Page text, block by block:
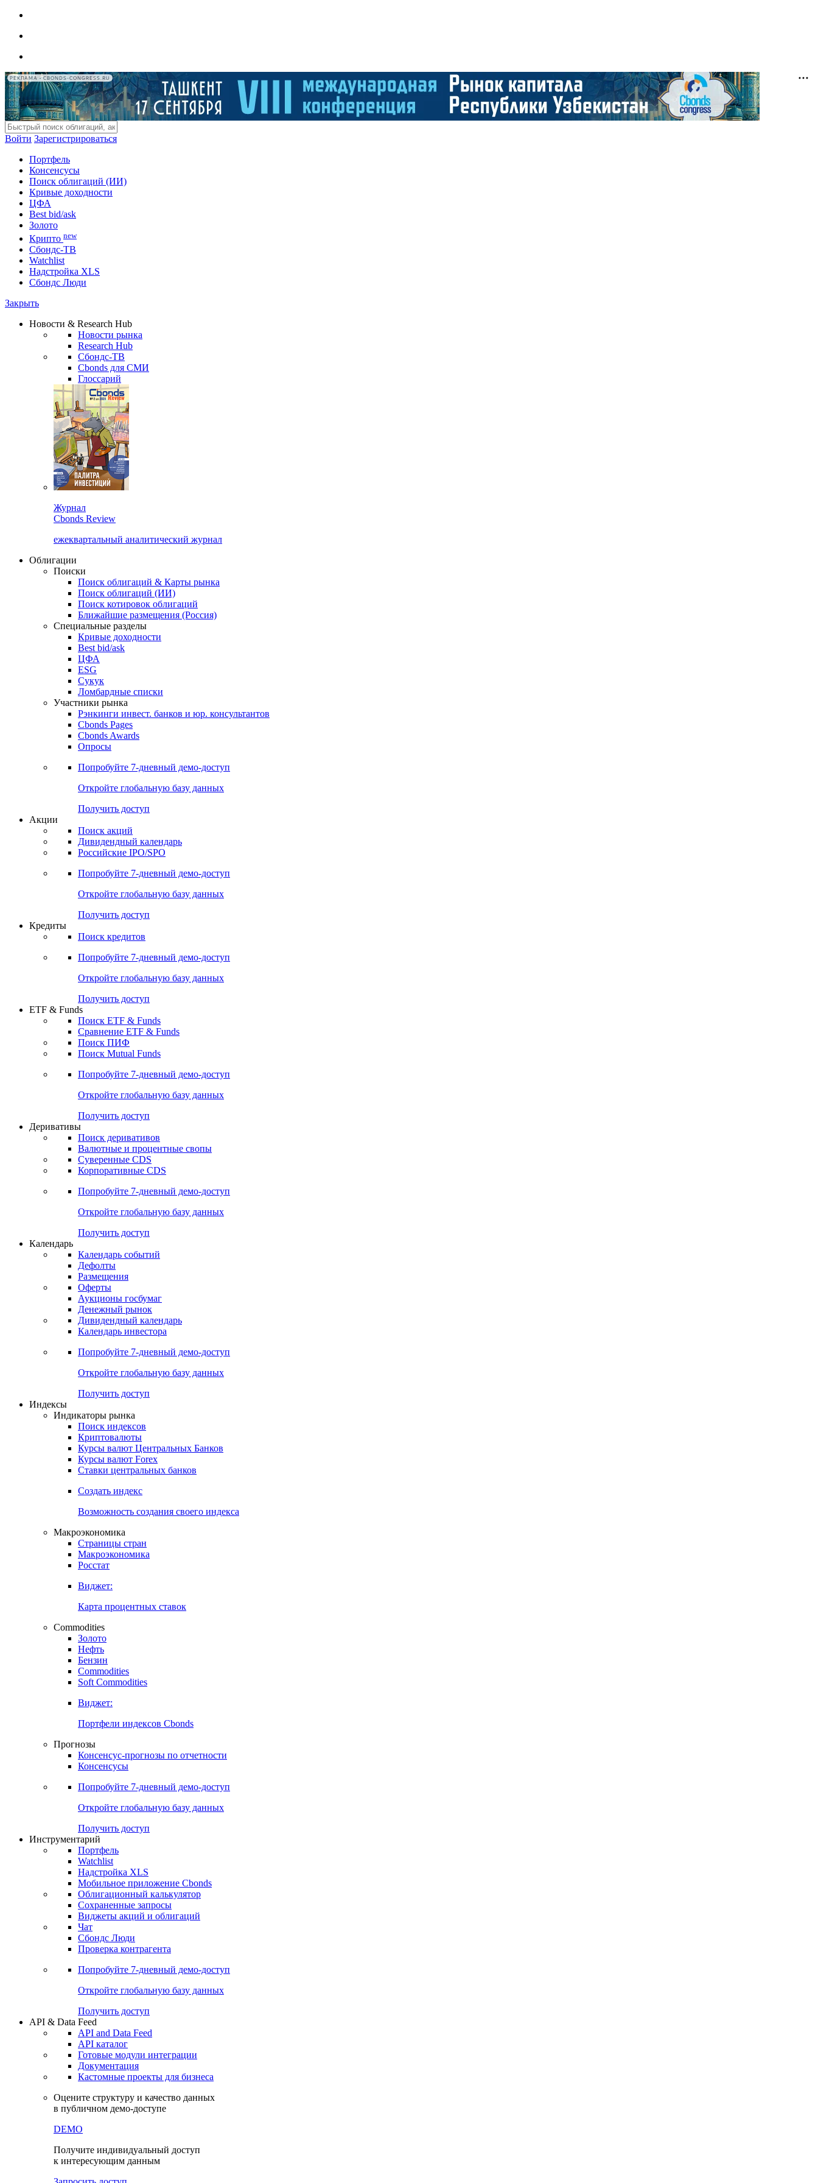
РЕКЛАМА • CBONDS-CONGRESS.RU
Войти Зарегистрироваться
Портфель
Консенсусы
Поиск облигаций (ИИ)
Кривые доходности
ЦФА
Best bid/ask
Золото
Крипто new
Сбондс-ТВ
Watchlist
Надстройка XLS
Сбондс Люди
Закрыть
Новости & Research Hub
Новости рынка
Research Hub
Сбондс-ТВ
Cbonds для СМИ
Глоссарий
Журнал
Cbonds Review
ежеквартальный аналитический журнал
Облигации
Поиски
Поиск облигаций & Карты рынка
Поиск облигаций (ИИ)
Поиск котировок облигаций
Ближайшие размещения (Россия)
Специальные разделы
Кривые доходности
Best bid/ask
ЦФА
ESG
Сукук
Ломбардные списки
Участники рынка
Рэнкинги инвест. банков и юр. консультантов
Cbonds Pages
Cbonds Awards
Опросы
Попробуйте 7-дневный демо-доступ
Откройте глобальную базу данных
Получить доступ
Акции
Поиск акций
Дивидендный календарь
Российские IPO/SPO
Попробуйте 7-дневный демо-доступ
Откройте глобальную базу данных
Получить доступ
Кредиты
Поиск кредитов
Попробуйте 7-дневный демо-доступ
Откройте глобальную базу данных
Получить доступ
ETF & Funds
Поиск ETF & Funds
Сравнение ETF & Funds
Поиск ПИФ
Поиск Mutual Funds
Попробуйте 7-дневный демо-доступ
Откройте глобальную базу данных
Получить доступ
Деривативы
Поиск деривативов
Валютные и процентные свопы
Суверенные CDS
Корпоративные CDS
Попробуйте 7-дневный демо-доступ
Откройте глобальную базу данных
Получить доступ
Календарь
Календарь событий
Дефолты
Размещения
Оферты
Аукционы госбумаг
Денежный рынок
Дивидендный календарь
Календарь инвестора
Попробуйте 7-дневный демо-доступ
Откройте глобальную базу данных
Получить доступ
Индексы
Индикаторы рынка
Поиск индексов
Криптовалюты
Курсы валют Центральных Банков
Курсы валют Forex
Ставки центральных банков
Создать индекс
Возможность создания своего индекса
Макроэкономика
Страницы стран
Макроэкономика
Росстат
Виджет:
Карта процентных ставок
Commodities
Золото
Нефть
Бензин
Commodities
Soft Commodities
Виджет:
Портфели индексов Cbonds
Прогнозы
Консенсус-прогнозы по отчетности
Консенсусы
Попробуйте 7-дневный демо-доступ
Откройте глобальную базу данных
Получить доступ
Инструментарий
Портфель
Watchlist
Надстройка XLS
Мобильное приложение Cbonds
Облигационный калькулятор
Сохраненные запросы
Виджеты акций и облигаций
Чат
Сбондс Люди
Проверка контрагента
Попробуйте 7-дневный демо-доступ
Откройте глобальную базу данных
Получить доступ
API & Data Feed
API and Data Feed
API каталог
Готовые модули интеграции
Документация
Кастомные проекты для бизнеса
Оцените структуру и качество данных
в публичном демо-доступе
DEMO
Получите индивидуальный доступ
к интересующим данным